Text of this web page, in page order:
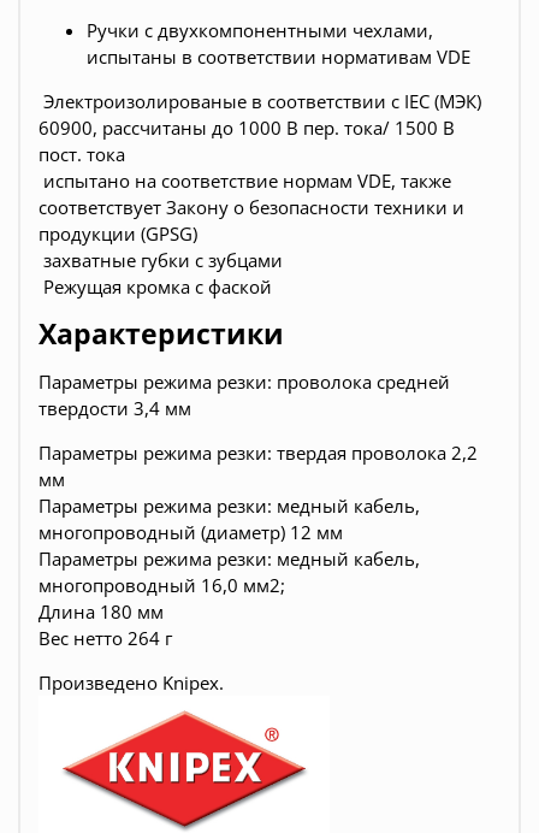
Ручки с двухкомпонентными чехлами,
испытаны в соответствии нормативам VDE
Электроизолированые в соответствии с IEC (МЭК)
60900, рассчитаны до 1000 В пер. тока/ 1500 В
пост. тока
испытано на соответствие нормам VDE, также
соответствует Закону о безопасности техники и
продукции (GPSG)
захватные губки с зубцами
Режущая кромка с фаской
Характеристики
Параметры режима резки: проволока средней
твердости 3,4 мм
Параметры режима резки: твердая проволока 2,2
мм
Параметры режима резки: медный кабель,
многопроводный (диаметр) 12 мм
Параметры режима резки: медный кабель,
многопроводный 16,0 мм2;
Длина 180 мм
Вес нетто 264 г
Произведено Knipex.